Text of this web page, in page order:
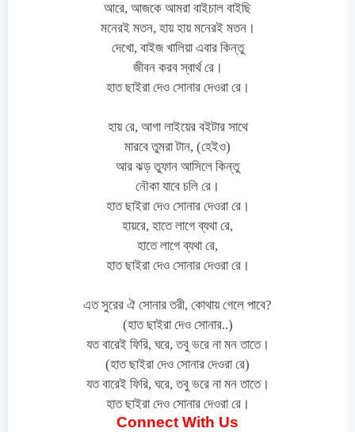
আরে, আজকে আমরা বাইচাল বাইছি
মনেরই মতন, হায় হায় মনেরই মতন।
দেখো, বাইজ খালিয়া এবার কিন্তু
জীবন করব স্বার্থ রে।
হাত ছাইরা দেও সোনার দেওরা রে।
হায় রে, আগা লাইয়ের বইটার সাথে
মারবে তুমরা টান, (হেইও)
আর ঝড় তুফান আসিলে কিন্তু
নৌকা যাবে চলি রে।
হাত ছাইরা দেও সোনার দেওরা রে।
হায়রে, হাতে লাগে ব্যথা রে,
হাতে লাগে ব্যথা রে,
হাত ছাইরা দেও সোনার দেওরা রে।
এত সুরের ঐ সোনার তরী, কোথায় গেলে পাবে?
(হাত ছাইরা দেও সোনার..)
যত বারেই ফিরি, ঘরে, তবু ভরে না মন তাতে।
(হাত ছাইরা দেও সোনার দেওরা রে)
যত বারেই ফিরি, ঘরে, তবু ভরে না মন তাতে।
হাত ছাইরা দেও সোনার দেওরা রে।
Connect With Us